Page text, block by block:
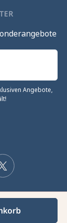
Angebote,
Twitter